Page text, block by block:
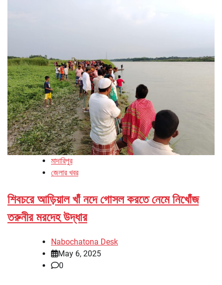
মাদারিপুর
জেলার খবর
শিবচরে আড়িয়াল খাঁ নদে গোসল করতে নেমে নিখোঁজ
তরুনীর মরদেহ উদ্ধার
Nabochatona Desk
May 6, 2025
0